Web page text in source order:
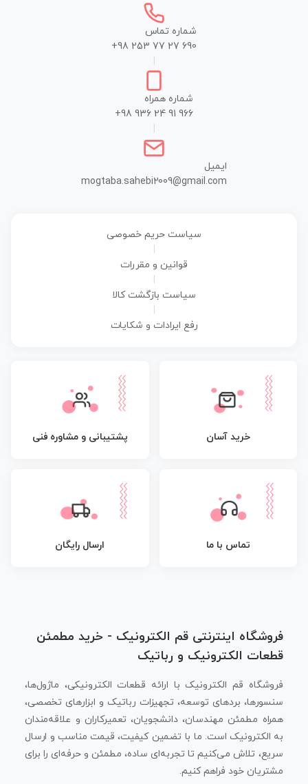
شماره تماس
+98 253 77 27 690
شماره همراه
+98 936 24 91 966
ایمیل
mogtaba.sahebi2009@gmail.com
سیاست حریم خصوصی
قوانین و مقررات
سیاست بازگشت کالا
رفع ایرادات و شکایات
خرید آسان پشتیبانی و مشاوره فنی
تماس با ما ارسال رایگان
فروشگاه اینترنتی قم الکترونیک - خرید مطمئن
قطعات الکترونیک و رباتیک
فروشگاه قم الکترونیک با ارائه قطعات الکترونیکی، ماژول‌ها،
سنسورها، بردهای توسعه، تجهیزات رباتیک و ابزارهای تخصصی،
همراه مطمئن مهندسان، دانشجویان، تعمیرکاران و علاقه‌مندان
به الکترونیک است. ما با تضمین کیفیت، قیمت مناسب و ارسال
سریع، تلاش می‌کنیم تا تجربه‌ای ساده، مطمئن و حرفه‌ای را برای
مشتریان خود فراهم کنیم.